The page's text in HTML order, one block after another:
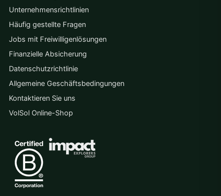
Unternehmensrichtlinien
Häufig gestellte Fragen
Jobs mit Freiwilligenlösungen
Finanzielle Absicherung
Datenschutzrichtlinie
Allgemeine Geschäftsbedingungen
Kontaktieren Sie uns
VolSol Online-Shop